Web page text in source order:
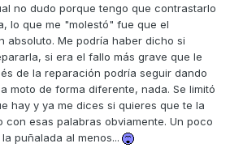
no dudo porque tengo que contrastarlo
lo que me "molestó" fue que el
absoluto. Me podría haber dicho si
si era el fallo más grave que le
de la reparación podría seguir dando
moto de forma diferente, nada. Se limitó
hay y ya me dices si quieres que te la
con esas palabras obviamente. Un poco
puñalada al menos...